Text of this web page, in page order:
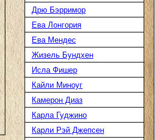
Дрю Бэрримор
Ева Лонгория
Ева Мендес
Жизель Бундхен
Исла Фишер
Кайли Миноуг
Камерон Диаз
Карла Гуджино
Карли Рэй Джепсен